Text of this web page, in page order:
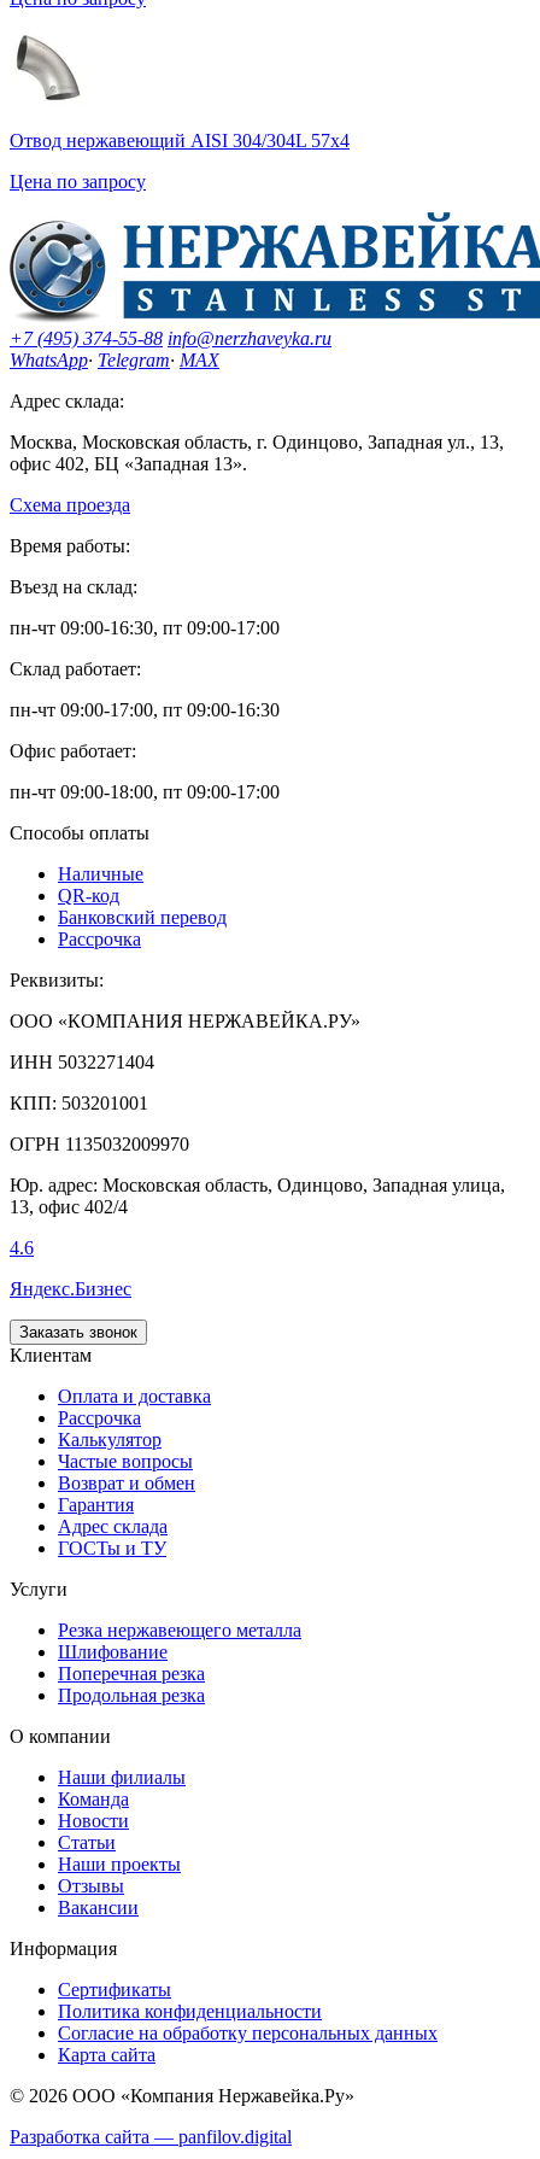
Отвод нержавеющий AISI 304/304L 57х4
Цена по запросу
+7 (495) 374-55-88 info@nerzhaveyka.ru
WhatsApp· Telegram· MAX
Адрес склада:
Москва, Московская область, г. Одинцово, Западная ул., 13,
офис 402, БЦ «Западная 13».
Схема проезда
Время работы:
Въезд на склад:
пн-чт 09:00-16:30, пт 09:00-17:00
Склад работает:
пн-чт 09:00-17:00, пт 09:00-16:30
Офис работает:
пн-чт 09:00-18:00, пт 09:00-17:00
Способы оплаты
Наличные
QR-код
Банковский перевод
Рассрочка
Реквизиты:
ООО «КОМПАНИЯ НЕРЖАВЕЙКА.РУ»
ИНН 5032271404
КПП: 503201001
ОГРН 1135032009970
Юр. адрес: Московская область, Одинцово, Западная улица,
13, офис 402/4
4.6
Яндекс.Бизнес
Заказать звонок
Клиентам
Оплата и доставка
Рассрочка
Калькулятор
Частые вопросы
Возврат и обмен
Гарантия
Адрес склада
ГОСТы и ТУ
Услуги
Резка нержавеющего металла
Шлифование
Поперечная резка
Продольная резка
О компании
Наши филиалы
Команда
Новости
Статьи
Наши проекты
Отзывы
Вакансии
Информация
Сертификаты
Политика конфиденциальности
Согласие на обработку персональных данных
Карта сайта
© 2026 ООО «Компания Нержавейка.Ру»
Разработка сайта — panfilov.digital